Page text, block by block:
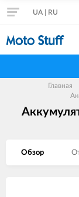
UA RU
Главная
Обзор